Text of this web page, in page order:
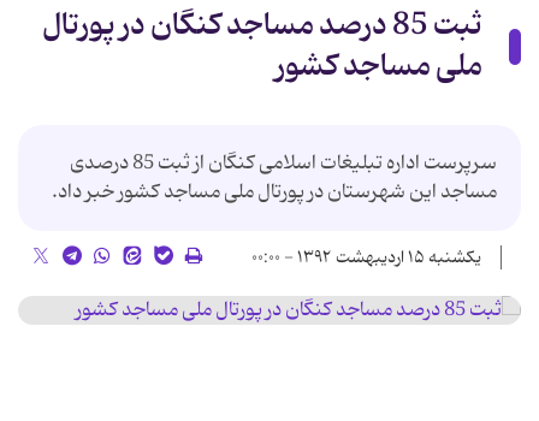
ثبت 85 درصد مساجد كنگان در پورتال
ملی مساجد كشور
سرپرست اداره تبلیغات اسلامی كنگان از ثبت 85 درصدی
مساجد این شهرستان در پورتال ملی مساجد كشور خبر داد.
یکشنبه ۱۵ اردیبهشت ۱۳۹۲ - ۰۰:۰۰